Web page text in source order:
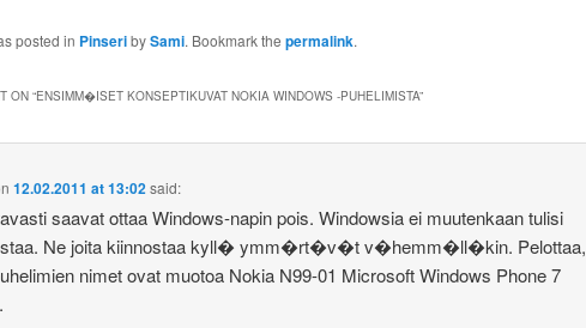
posted in PinseribySami. Bookmark the permalink.
ON “ENSIMM�ISET KONSEPTIKUVAT NOKIA WINDOWS -PUHELIMISTA”
12.02.2011 at 13:02said:
saavat ottaa Windows-napin pois. Windowsia ei muutenkaan tulisi
Ne joita kiinnostaa kyll� ymm�rt�v�t v�hemm�ll�kin. Pelottaa,
nimet ovat muotoa Nokia N99-01 Microsoft Windows Phone 7